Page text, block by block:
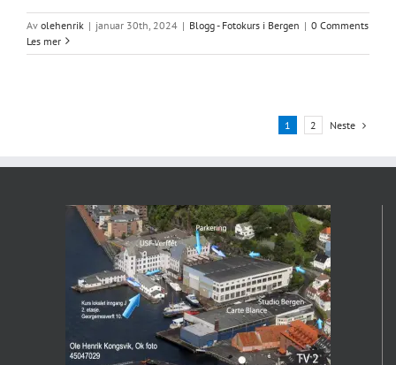
Av olehenrik | januar 30th, 2024 | Blogg - Fotokurs i Bergen | 0 Comments
Les mer
1 2 Neste